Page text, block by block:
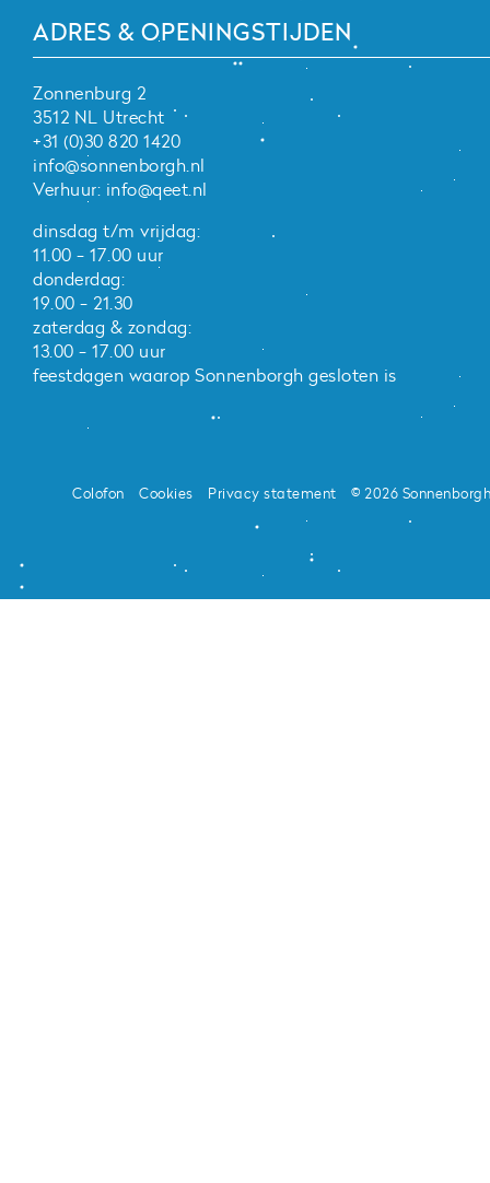
ADRES & OPENINGSTIJDEN
Zonnenburg 2
3512 NL Utrecht
+31 (0)30 820 1420
info@sonnenborgh.nl
Verhuur: info@qeet.nl
dinsdag t/m vrijdag:
11.00 - 17.00 uur
donderdag:
19.00 - 21.30
zaterdag & zondag:
13.00 - 17.00 uur
feestdagen waarop Sonnenborgh gesloten is
Colofon Cookies Privacy statement © 2026 Sonnenborgh